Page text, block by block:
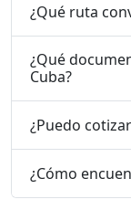
¿Qué ruta
¿Qué
Cuba?
¿Puedo
¿Cómo